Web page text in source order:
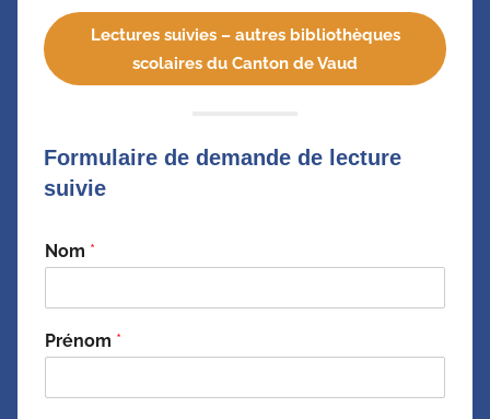
Lectures suivies – autres bibliothèques
scolaires du Canton de Vaud
Formulaire de demande de lecture
suivie
Nom *
Prénom *